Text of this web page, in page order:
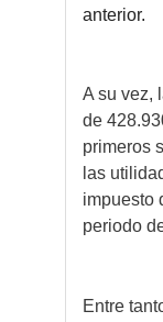
anterior.
A su vez,
de
primeros
las
impuesto
periodo
Entre